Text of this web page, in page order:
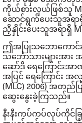
ကိုယ်စားလှယ်ဖြစ်သူ
ဆောင်ရွက်ပေးသူအရာ
ညှိနှိုင်းပေးသူအရာရှိ
ဤအပြုသဘောကောင်
သင်္ဘောသားများအာ
ဆော်ဒီ ရေကြောင်းအ
အပြင် ရေကြောင်း အ
(MLC) 2006)အတည်ပြု
ဆွေးနွေးခဲ့ကြသည်။
နီးနီးကပ်ကပ်လုပ်ကိုင်ခ